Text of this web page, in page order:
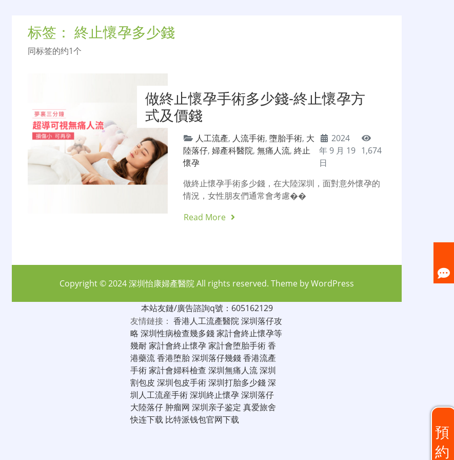
标签： 終止懷孕多少錢
同标签的约1个
做終止懷孕手術多少錢-終止懷孕方
式及價錢
人工流產, 人流手術,墮胎手術, 大
陸落仔,婦產科醫院,無痛人流,終止
懷孕
2024
年 9 月 19
日
1,674
做終止懷孕手術多少錢，在大陸深圳，面對意外懷孕的
情況，女性朋友們通常會考慮��
Read More
預
約
Copyright © 2024深圳怡康婦產醫院All rights reserved. Theme byWordPress
本站友鏈/廣告諮詢q號：605162129
友情鏈接： 香港人工流產醫院深圳落仔攻
略 深圳性病檢查幾多錢家計會終止懷孕等
幾耐家計會終止懷孕家計會堕胎手術香
港藥流香港堕胎深圳落仔幾錢香港流產
手術家計會婦科檢查 深圳無痛人流深圳
割包皮 深圳包皮手術深圳打胎多少錢深
圳人工流産手術深圳終止懷孕深圳落仔
大陸落仔 肿瘤网 深圳亲子鉴定 真爱旅舍
快连下载 比特派钱包官网下载